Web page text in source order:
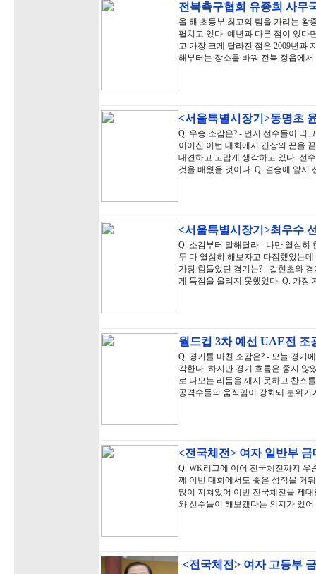
전북축구협회 유종희 사무
올 해 초등부 최고의 팀을 가리는 왕
펼치고 있다. 예년과 다른 점이 있다
고 가장 크게 달라진 점은 2009년과
해부터는 장소를 바꿔 전북 정읍에
<서울특별시장기>동명초
Q. 우승 소감은? - 먼저 선수들이 리
이어진 이번 대회에서 긴장의 끈을
대견하고 고맙게 생각하고 있다. 선
것을 배웠을 것이다. Q. 결승에 앞서
<서울특별시장기>최우수
Q. 소감부터 말해달라 - 나만 열심히
두 다 열심히 해보자고 다짐했었는
가장 힘들었던 경기는? - 갈현초와
게 득점을 올리지 못했었다. Q. 가장
월드컵 3차 예선 UAE전 조
Q. 경기를 마친 소감은? - 오늘 경기
각한다. 하지만 경기 흐름은 좋지 않
로 나오는 리듬을 깨지 못하고 찬스
공격수들의 움직임이 강화돼 분위
<전국체전> 여자 일반부
Q. WK리그에 이어 전국체전까지 우
께 이번 대회에서도 좋은 성적을 거
많이 지쳐있어 이번 전국체전을 제
와 선수들이 해보겠다는 의지가 있
<전국체전> 여자 고등부